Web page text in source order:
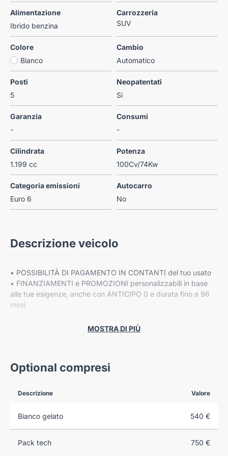
Alimentazione
Ibrido benzina
Carrozzeria
SUV
Colore
Bianco
Cambio
Automatico
Posti
5
Neopatentati
Si
Garanzia
-
Consumi
-
Cilindrata
1.199 cc
Potenza
100Cv/74Kw
Categoria emissioni
Euro 6
Autocarro
No
Descrizione veicolo
• POSSIBILITÀ DI PAGAMENTO IN CONTANTI del tuo usato
• FINANZIAMENTI e PROMOZIONI personalizzabili in base
alle tue esigenze, anche con ANTICIPO 0 e durata fino a 96
mesi
-VERONA, Corso Milano 88/B
MOSTRA DI PIÙ
Optional compresi
Descrizione Valore
Bianco gelato 540 €
Pack tech 750 €